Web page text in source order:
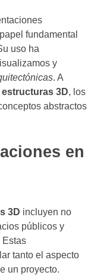
fundamental
uso ha
y
. A
3D, los
abstractos
en
3D incluyen no
públicos y
Estas
tanto el aspecto
un proyecto.